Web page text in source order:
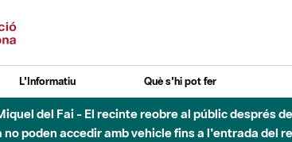
L'Informatiu Què s'hi pot fer
- Afectacions a la llera del Parc Fluvial del